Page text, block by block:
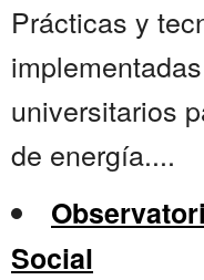
Prácticas y
universitarios
de energía....
Social